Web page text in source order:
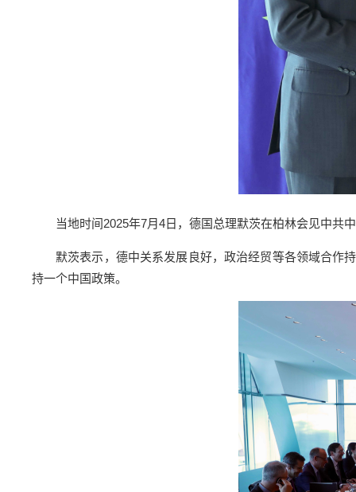
当地时间2025年7月4日，德国总理默茨在柏林会见中共
默茨表示，德中关系发展良好，政治经贸等各领域合作
持一个中国政策。